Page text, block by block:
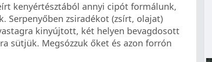
kenyértésztából annyi cipót formálunk,
Serpenyőben zsiradékot (zsírt, olajat)
kinyújtott, két helyen bevagdosott
sütjük. Megsózzuk őket és azon forrón